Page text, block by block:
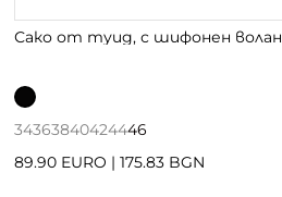
Сако от туид, с шифонен волан
34363840424446
89.90 EURO | 175.83 BGN